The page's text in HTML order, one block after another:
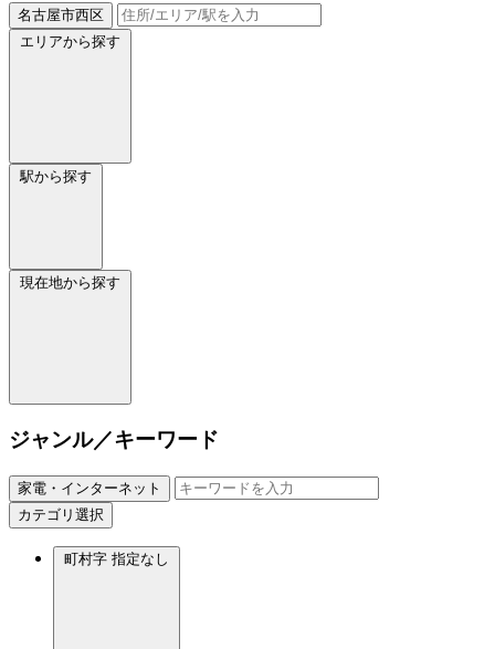
名古屋市西区
エリアから探す
駅から探す
現在地から探す
ジャンル／キーワード
家電・インターネット
カテゴリ選択
町村字 指定なし